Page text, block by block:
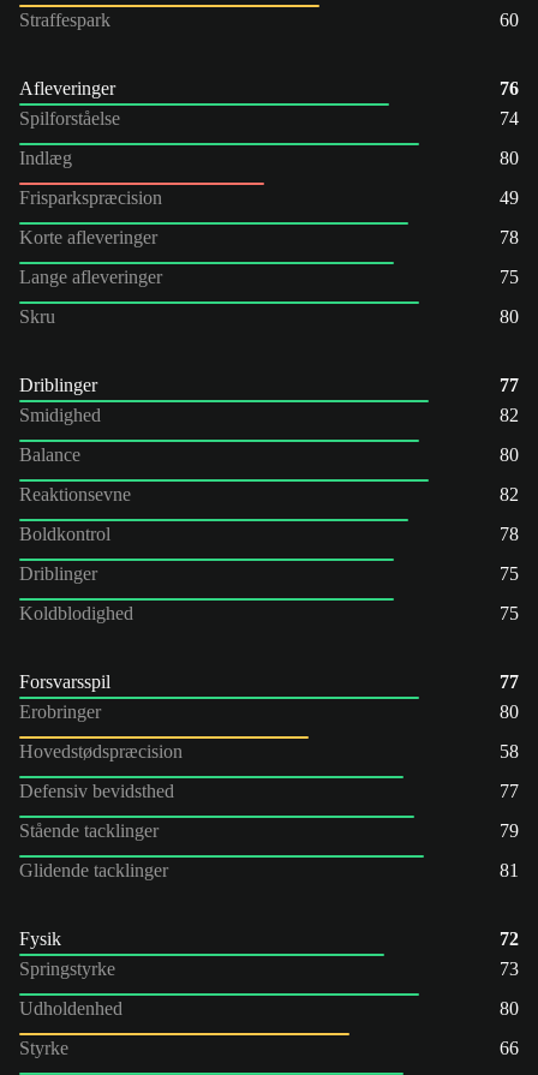
Straffespark
60
Afleveringer
76
Spilforståelse
74
Indlæg
80
Frisparkspræcision
49
Korte afleveringer
78
Lange afleveringer
75
Skru
80
Driblinger
77
Smidighed
82
Balance
80
Reaktionsevne
82
Boldkontrol
78
Driblinger
75
Koldblodighed
75
Forsvarsspil
77
Erobringer
80
Hovedstødspræcision
58
Defensiv bevidsthed
77
Stående tacklinger
79
Glidende tacklinger
81
Fysik
72
Springstyrke
73
Udholdenhed
80
Styrke
66